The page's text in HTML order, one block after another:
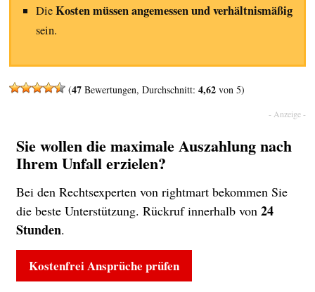
DieKosten müssen angemessen und verhältnismäßig
sein.
(47 Bewertungen, Durchschnitt: 4,62 von 5)
Sie wollen die maximale Auszahlung nach
Ihrem Unfall erzielen?
Bei den Rechtsexperten von rightmart bekommen Sie
die beste Unterstützung. Rückruf innerhalb von 24
Stunden.
Kostenfrei Ansprüche prüfen